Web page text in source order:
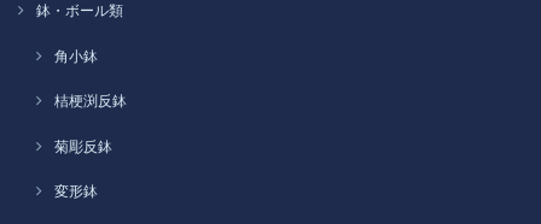
鉢・ボール類
角小鉢
桔梗渕反鉢
菊彫反鉢
変形鉢